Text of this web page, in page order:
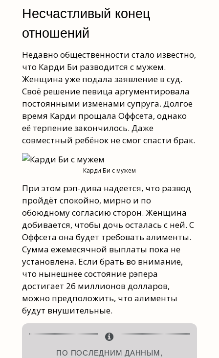
Несчастливый конец
отношений
Недавно общественности стало известно,
что Карди Би разводится с мужем.
Женщина уже подала заявление в суд.
Своё решение певица аргументировала
постоянными изменами супруга. Долгое
время Карди прощала Оффсета, однако
её терпение закончилось. Даже
совместный ребёнок не смог спасти брак.
Карди Би с мужем
При этом рэп-дива надеется, что развод
пройдёт спокойно, мирно и по
обоюдному согласию сторон. Женщина
добивается, чтобы дочь осталась с ней. С
Оффсета она будет требовать алименты.
Сумма ежемесячной выплаты пока не
установлена. Если брать во внимание,
что нынешнее состояние рэпера
достигает 26 миллионов долларов,
можно предположить, что алименты
будут внушительные.
ПО ПОСЛЕДНИМ ДАННЫМ,